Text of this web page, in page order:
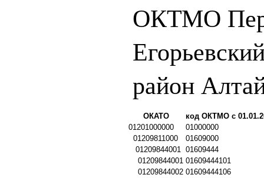
ОКТМО
район
ОКАТО
код ОКТМО с
01201000000
01000000
01209811000
01609000
01209844001 01609444
01209844001 01609444101
01209844002 01609444106